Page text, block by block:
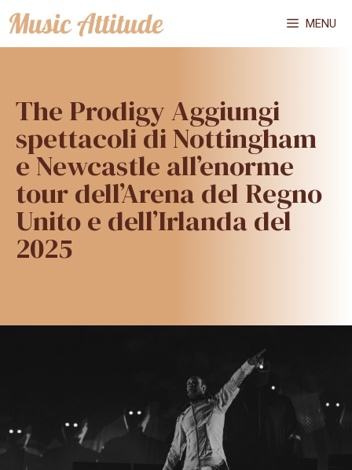
Vai
al
MENU
The Prodigy Aggiungi
spettacoli di Nottingham
e Newcastle all’enorme
tour dell’Arena del Regno
Unito e dell’Irlanda del
2025